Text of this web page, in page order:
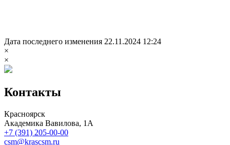
Дата последнего изменения 22.11.2024 12:24
×
×
Контакты
Красноярск
Академика Вавилова, 1А
+7 (391) 205-00-00
csm@krascsm.ru